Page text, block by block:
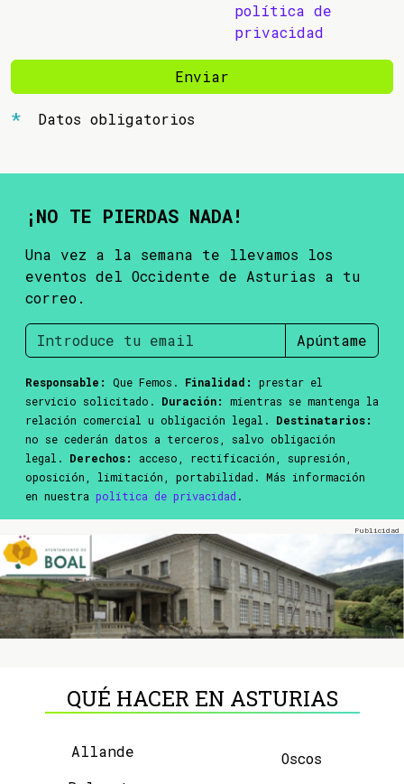
política de
privacidad
Enviar
Datos obligatorios
¡NO TE PIERDAS NADA!
Una vez a la semana te llevamos los
eventos del Occidente de Asturias a tu
correo.
Apúntame
Responsable: Que Femos. Finalidad:
prestar el
servicio solicitado. Duración:
mientras se mantenga la
relación comercial u obligación legal. Destinatarios:
no se cederán datos a terceros, salvo obligación
legal. Derechos:
acceso, rectificación, supresión,
oposición, limitación, portabilidad. Más información
en nuestra política de privacidad .
QUÉ HACER EN ASTURIAS
Allande
Oscos